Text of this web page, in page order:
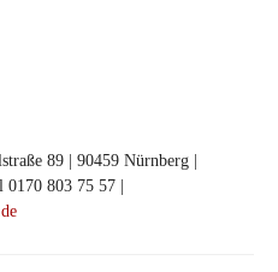
89 | 90459 Nürnberg |
0170 803 75 57 |